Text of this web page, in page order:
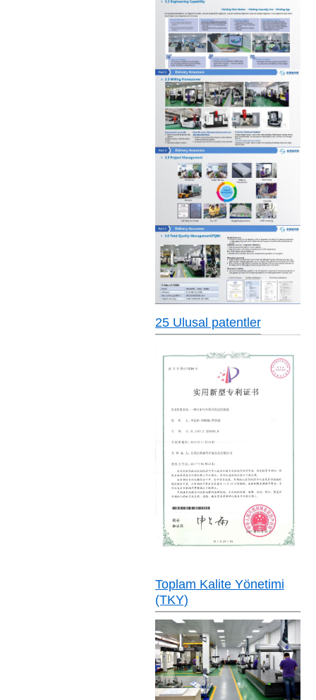
25 Ulusal patentler
Toplam Kalite Yönetimi
(TKY)